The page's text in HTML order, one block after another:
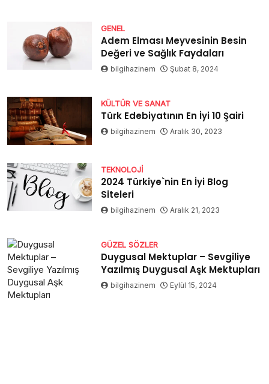
GENEL
Adem Elması Meyvesinin Besin
Değeri ve Sağlık Faydaları
bilgihazinem Şubat 8, 2024
KÜLTÜR VE SANAT
Türk Edebiyatının En İyi 10 Şairi
bilgihazinem Aralık 30, 2023
TEKNOLOJI
2024 Türkiye`nin En İyi Blog
Siteleri
bilgihazinem Aralık 21, 2023
GÜZEL SÖZLER
Duygusal Mektuplar – Sevgiliye
Yazılmış Duygusal Aşk Mektupları
bilgihazinem Eylül 15, 2024